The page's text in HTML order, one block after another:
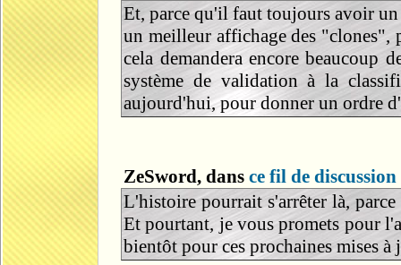
Et, parce qu'il faut toujours avoir
un meilleur affichage des "clones",
cela demandera encore beaucoup
système de validation à la
aujourd'hui, pour donner un ordre
ZeSword, dansce fil de discussion
L'histoire pourrait s'arrêter là,
Et pourtant, je vous promets pour
bientôt pour ces prochaines mises